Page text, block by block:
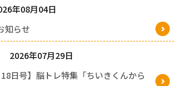
年08月04日
知らせ
2026年07月29日
18日号】脳トレ特集「ちいきくんから